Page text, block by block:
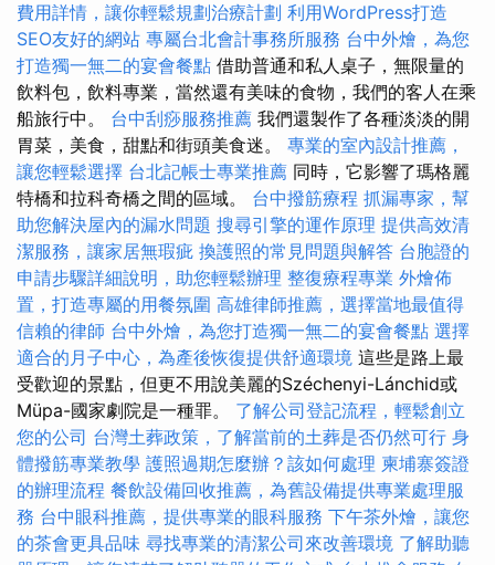
費用詳情，讓你輕鬆規劃治療計劃 利用WordPress打造
SEO友好的網站 專屬台北會計事務所服務 台中外燴，為您
打造獨一無二的宴會餐點 借助普通和私人桌子，無限量的
飲料包，飲料專業，當然還有美味的食物，我們的客人在乘
船旅行中。 台中刮痧服務推薦 我們還製作了各種淡淡的開
胃菜，美食，甜點和街頭美食迷。 專業的室內設計推薦，
讓您輕鬆選擇 台北記帳士專業推薦 同時，它影響了瑪格麗
特橋和拉科奇橋之間的區域。 台中撥筋療程 抓漏專家，幫
助您解決屋內的漏水問題 搜尋引擎的運作原理 提供高效清
潔服務，讓家居無瑕疵 換護照的常見問題與解答 台胞證的
申請步驟詳細說明，助您輕鬆辦理 整復療程專業 外燴佈
置，打造專屬的用餐氛圍 高雄律師推薦，選擇當地最值得
信賴的律師 台中外燴，為您打造獨一無二的宴會餐點 選擇
適合的月子中心，為產後恢復提供舒適環境 這些是路上最
受歡迎的景點，但更不用說美麗的Széchenyi-Lánchid或
Müpa-國家劇院是一種罪。 了解公司登記流程，輕鬆創立
您的公司 台灣土葬政策，了解當前的土葬是否仍然可行 身
體撥筋專業教學 護照過期怎麼辦？該如何處理 柬埔寨簽證
的辦理流程 餐飲設備回收推薦，為舊設備提供專業處理服
務 台中眼科推薦，提供專業的眼科服務 下午茶外燴，讓您
的茶會更具品味 尋找專業的清潔公司來改善環境 了解助聽